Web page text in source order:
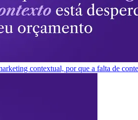
contextual, por que a falta de